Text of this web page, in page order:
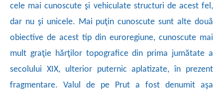
cele mai cunoscute şi vehiculate structuri de acest fel,
dar nu şi unicele. Mai puţin cunoscute sunt alte două
obiective de acest tip din euroregiune, cunoscute mai
mult graţie hărţilor topografice din prima jumătate a
secolului XIX, ulterior puternic aplatizate, în prezent
fragmentare. Valul de pe Prut a fost denumit aşa